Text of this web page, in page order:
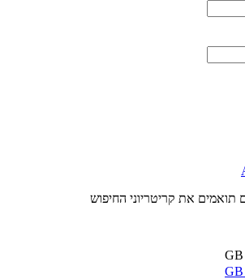
תואמים את קריטריוני החיפוש